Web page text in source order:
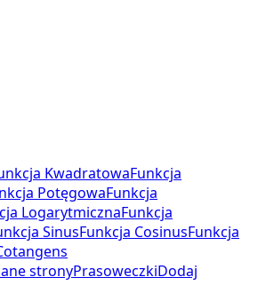
KwadratowaFunkcja
PotęgowaFunkcja
LogarytmicznaFunkcja
SinusFunkcja CosinusFunkcja
stronyPrasoweczkiDodaj